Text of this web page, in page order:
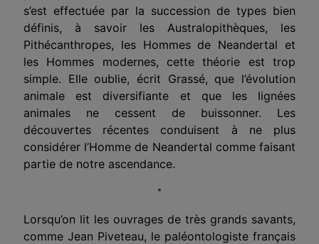
s’est effectuée par la succession de types bien
définis, à savoir les Australopithèques, les
Pithécanthropes, les Hommes de Neandertal et
les Hommes modernes, cette théorie est trop
simple. Elle oublie, écrit Grassé, que l’évolution
animale est diversifiante et que les lignées
animales ne cessent de buissonner. Les
découvertes récentes conduisent à ne plus
considérer l’Homme de Neandertal comme faisant
partie de notre ascendance.
*
Lorsqu’on lit les ouvrages de très grands savants,
comme Jean Piveteau, le paléontologiste français